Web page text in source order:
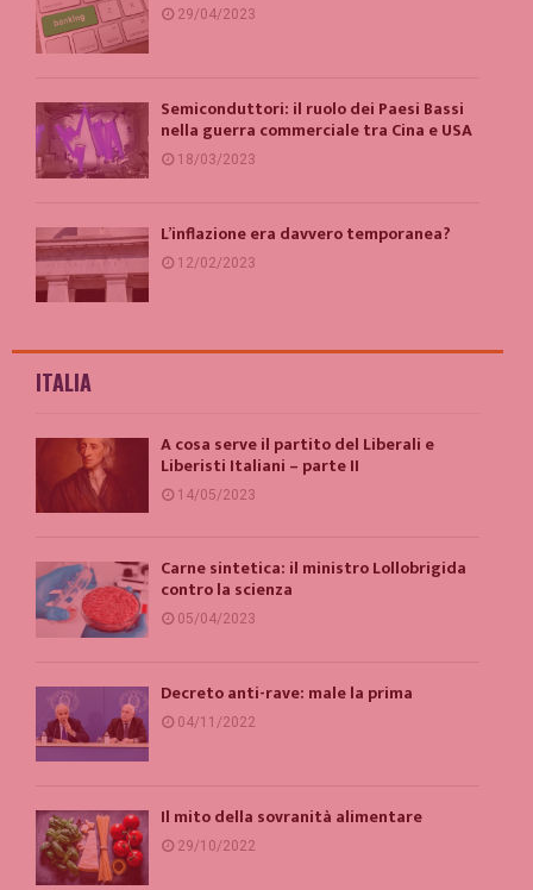
29/04/2023
Semiconduttori: il ruolo dei Paesi Bassi
nella guerra commerciale tra Cina e USA
18/03/2023
L’inflazione era davvero temporanea?
12/02/2023
ITALIA
A cosa serve il partito del Liberali e
Liberisti Italiani – parte II
14/05/2023
Carne sintetica: il ministro Lollobrigida
contro la scienza
05/04/2023
Decreto anti-rave: male la prima
04/11/2022
Il mito della sovranità alimentare
29/10/2022